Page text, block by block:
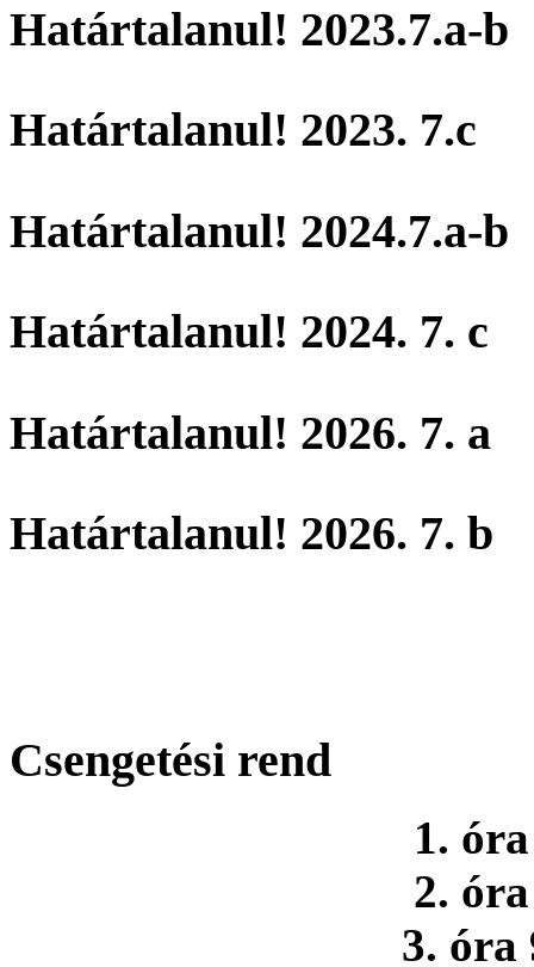
Határtalanul! 2023.7.a-b
Határtalanul! 2023. 7.c
Határtalanul! 2024.7.a-b
Határtalanul! 2024. 7. c
Határtalanul! 2026. 7. a
Határtalanul! 2026. 7. b
Csengetési rend
1.
2.
3. óra